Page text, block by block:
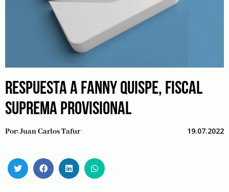
RESPUESTA A FANNY QUISPE, FISCAL
SUPREMA PROVISIONAL
Por:Juan Carlos Tafur 19.07.2022